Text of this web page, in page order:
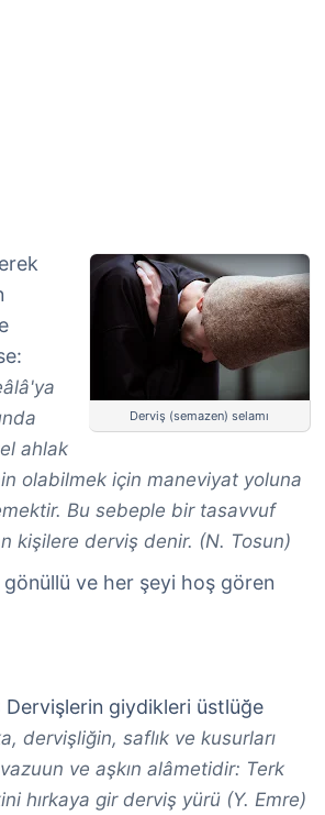
Derviş (semazen) selamı
ahlak
olabilmek için maneviyat yoluna
Bu sebeple bir tasavvuf
kişilere derviş denir. (N. Tosun)
gönüllü ve her şeyi hoş gören
Dervişlerin giydikleri üstlüğe
dervişliğin, saflık ve kusurları
ve aşkın alâmetidir: Terk
hırkaya gir derviş yürü (Y. Emre)